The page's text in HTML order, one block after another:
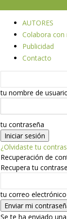
AUTORES
Colabora
Publicidad
Contacto
tu nombre de
tu contraseña
¿Olvidaste tu
Recuperación de
Recupera tu
tu correo electrónico
Se te ha enviado